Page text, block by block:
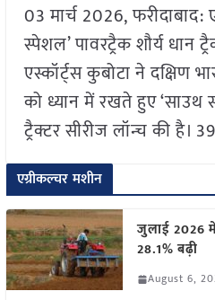
03 मार्च 2026, फरीदाबाद:
स्पेशल’ पावरट्रैक शौर्य धान
एस्कॉर्ट्स कुबोटा ने दक्षिण
को ध्यान में रखते हुए ‘साउथ
ट्रैक्टर सीरीज लॉन्च की है।
एग्रीकल्चर मशीन
जुलाई 2026 में
28.1% बढ़ी
August 6,